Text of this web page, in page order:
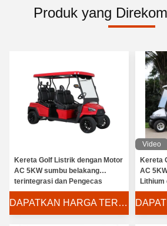
Produk yang
Kereta Golf Listrik dengan Motor
AC 5KW sumbu belakang
terintegrasi dan Pengecas
Onboard Cerdas untuk Kinerja
yang Ditingkatkan
DAPATKAN HARGA TERBAIK
Video
Kereta
AC
Lithium
Cerdas